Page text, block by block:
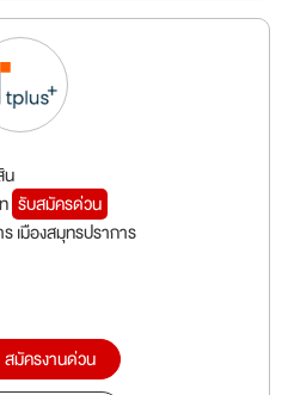
น
รับสมัครด่วน
เมืองสมุทรปราการ
สมัครงานด่วน